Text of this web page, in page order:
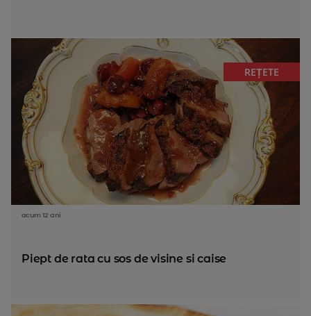
REȚETE
acum 12 ani
Piept de rata cu sos de visine si caise